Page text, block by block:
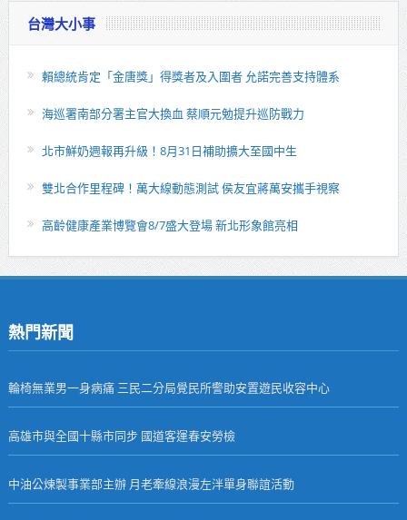
台灣大小事
賴總統肯定「金唐獎」得獎者及入圍者 允諾完善支持體系
海巡署南部分署主官大換血 蔡順元勉提升巡防戰力
北市鮮奶週報再升級！8月31日補助擴大至國中生
雙北合作里程碑！萬大線動態測試 侯友宜蔣萬安攜手視察
高齡健康產業博覽會8/7盛大登場 新北形象館亮相
熱門新聞
輪椅無業男一身病痛 三民二分局覺民所警助安置遊民收容中心
高雄市與全國十縣市同步 國道客運春安勞檢
中油公煉製事業部主辦 月老牽線浪漫左泮單身聯誼活動